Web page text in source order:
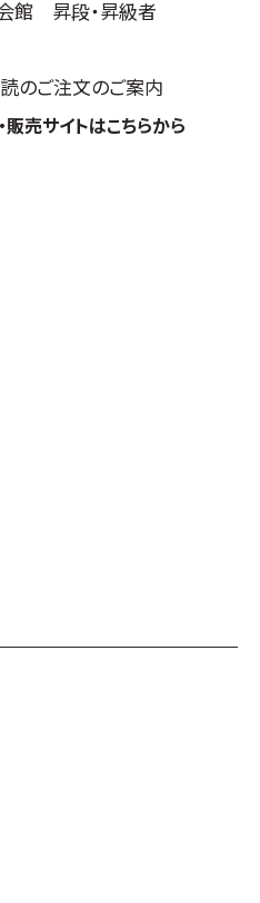
館 昇段・昇級者
のご注文のご案内
売サイトはこちらから